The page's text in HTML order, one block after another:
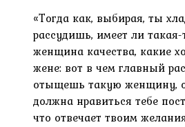
«Тогда как, выбирая, ты
рассудишь, имеет ли
женщина качества, какие
жене: вот в чем главный
отыщешь такую женщину,
должна нравиться тебе
что отвечает твоим